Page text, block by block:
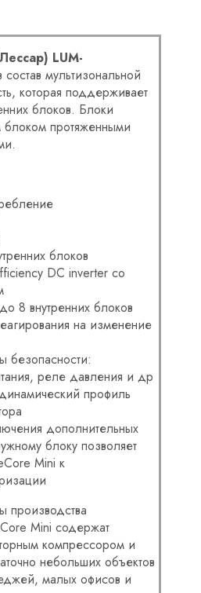
LUM-
состав мультизональной
которая поддерживает
блоков. Блоки
протяженными
блоков
DC inverter со
8 внутренних блоков
на изменение
безопасности:
реле давления и др
профиль
дополнительных
блоку позволяет
Mini к
производства
Mini содержат
компрессором и
небольших объектов
малых офисов и